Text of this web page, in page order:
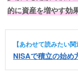
的に資産を増やす効
【あわせて読みたい関
NISAで積立の始め